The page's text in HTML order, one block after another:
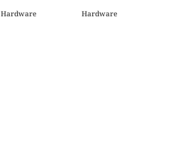
Hardware Hardware